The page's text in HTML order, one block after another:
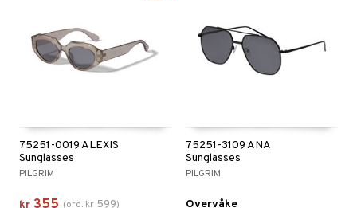
Kampanjer
75251-0019 ALEXIS
Sunglasses
PILGRIM
kr (ord. kr 599)
75251-3109 ANA
Sunglasses
PILGRIM
Overvåke